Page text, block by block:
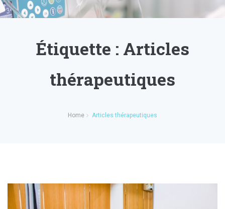
Étiquette : Articles
thérapeutiques
Home Articles thérapeutiques